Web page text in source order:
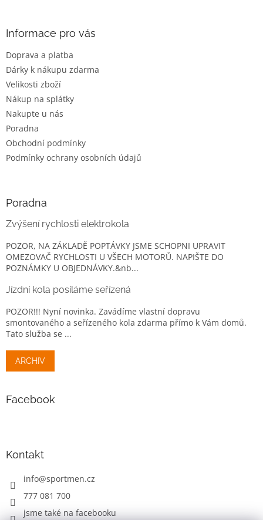
Informace pro vás
Doprava a platba
Dárky k nákupu zdarma
Velikosti zboží
Nákup na splátky
Nakupte u nás
Poradna
Obchodní podmínky
Podmínky ochrany osobních údajů
Poradna
Zvýšení rychlosti elektrokola
POZOR, NA ZÁKLADĚ POPTÁVKY JSME SCHOPNI UPRAVIT
OMEZOVAČ RYCHLOSTI U VŠECH MOTORŮ. NAPIŠTE DO
POZNÁMKY U OBJEDNÁVKY.&nb...
Jízdní kola posíláme seřízená
POZOR!!! Nyní novinka. Zavádíme vlastní dopravu
smontovaného a seřízeného kola zdarma přímo k Vám domů.
Tato služba se ...
ARCHIV
Facebook
Kontakt
info@sportmen.cz
777 081 700
jsme také na facebooku